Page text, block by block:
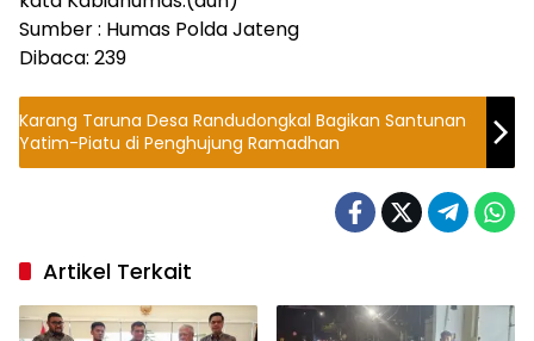
Sumber : Humas Polda Jateng
Dibaca: 239
Karang Taruna Desa Randudongkal Bagikan Santunan
Yatim-Piatu di Penghujung Ramadhan
Artikel Terkait